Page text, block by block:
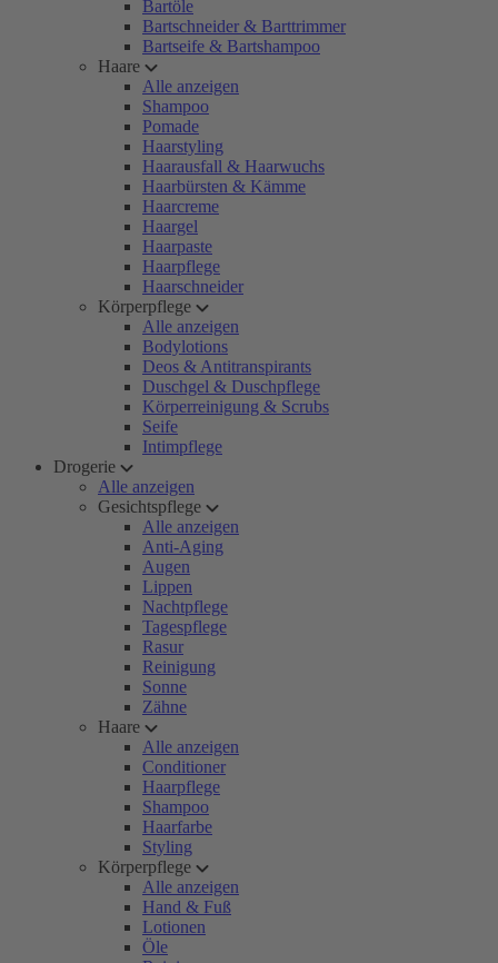
Bartöle
Bartschneider & Barttrimmer
Bartseife & Bartshampoo
Haare
Alle anzeigen
Shampoo
Pomade
Haarstyling
Haarausfall & Haarwuchs
Haarbürsten & Kämme
Haarcreme
Haargel
Haarpaste
Haarpflege
Haarschneider
Körperpflege
Alle anzeigen
Bodylotions
Deos & Antitranspirants
Duschgel & Duschpflege
Körperreinigung & Scrubs
Seife
Intimpflege
Drogerie
Alle anzeigen
Gesichtspflege
Alle anzeigen
Anti-Aging
Augen
Lippen
Nachtpflege
Tagespflege
Rasur
Reinigung
Sonne
Zähne
Haare
Alle anzeigen
Conditioner
Haarpflege
Shampoo
Haarfarbe
Styling
Körperpflege
Alle anzeigen
Hand & Fuß
Lotionen
Öle